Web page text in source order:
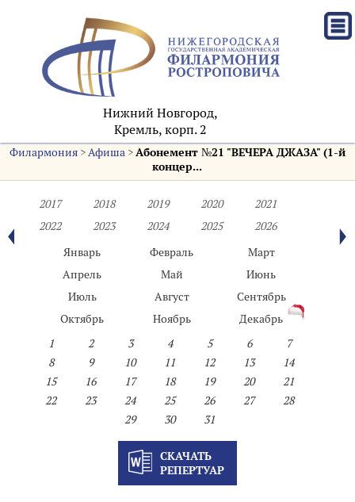
Нижний Новгород,
Кремль, корп. 2
Филармония>Афиша>Абонемент №21 "ВЕЧЕРА ДЖАЗА" (1-й
концер...
2017 2018 2019 2020
2021
2022
2023 2024 2025
2026
Январь
Февраль
Март
Апрель
Май
Июнь
Июль
Август
Сентябрь
Октябрь
Ноябрь
Декабрь
1
2 3 4 5 6
7
8
9 10 11 12 13
14
15
16 17 18 19 20
21
22
23 24 25 26 27
28
29
30 31
СКАЧАТЬ
РЕПЕРТУАР